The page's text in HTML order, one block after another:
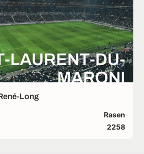
LAURENT-DU-
MARONI
Long
Rasen
2258